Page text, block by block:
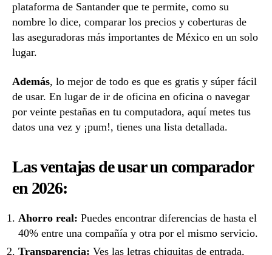
plataforma de Santander que te permite, como su
nombre lo dice, comparar los precios y coberturas de
las aseguradoras más importantes de México en un solo
lugar.
Además, lo mejor de todo es que es gratis y súper fácil
de usar. En lugar de ir de oficina en oficina o navegar
por veinte pestañas en tu computadora, aquí metes tus
datos una vez y ¡pum!, tienes una lista detallada.
Las ventajas de usar un comparador
en 2026:
Ahorro real: Puedes encontrar diferencias de hasta el
40% entre una compañía y otra por el mismo servicio.
Transparencia: Ves las letras chiquitas de entrada,